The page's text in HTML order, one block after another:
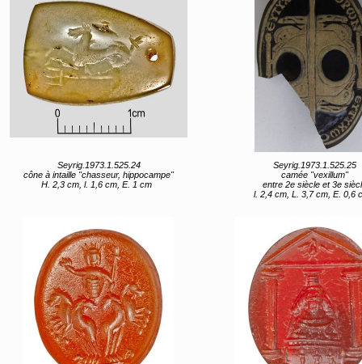
Seyrig.1973.1.525.24
cône à intaille "chasseur, hippocampe"
H. 2,3 cm, l. 1,6 cm, E. 1 cm
Seyrig.1973.1.525.25
camée "vexillum"
entre 2e siècle et 3e
l. 2,4 cm, L. 3,7 cm, E. 0,6